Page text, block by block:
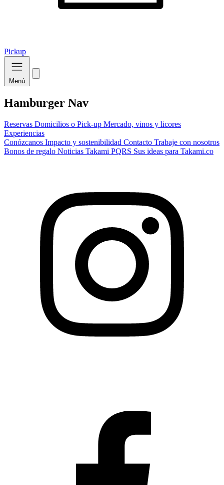
Pickup
Menú
Hamburger Nav
Reservas Domicilios o Pick-up Mercado, vinos y licores
Experiencias
Conózcanos Impacto y sostenibilidad Contacto Trabaje con nosotros
Bonos de regalo Noticias Takami PQRS Sus ideas para Takami.co